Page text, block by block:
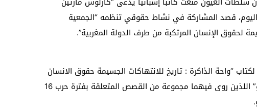
قصد المشاركة في نشاط حقوقي تنظمه “الجمعية
لحقوق الإنسان المرتكبة من طرف الدولة المغربية”.
“واحة الذاكرة : تاريخ للانتهاكات الجسيمة حقوق الانسان
بالصحراء الغربية” وكتاب “ذاكرة بدو” اللذين روى فيهما مجموعة من القصص المتعلقة بفترة حرب 16